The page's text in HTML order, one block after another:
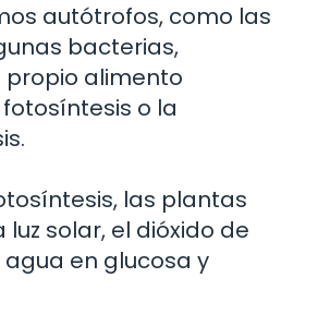
autótrofos, como las
bacterias,
propio alimento
o la
las plantas
solar, el dióxido de
en glucosa y